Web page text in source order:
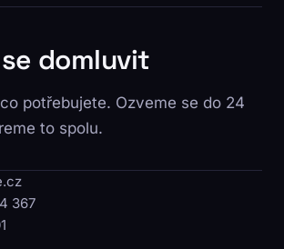
domluvit
potřebujete. Ozveme se do 24
to spolu.
367